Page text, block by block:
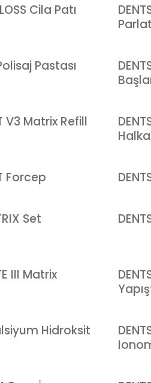
Cila Patı
Pastası
V3 Matrix Refill
Forcep
Set
III Matrix
Hidroksit